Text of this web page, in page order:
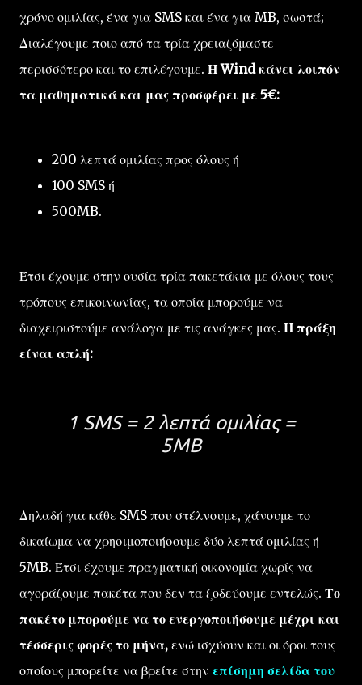
χρόνο ομιλίας, ένα για SMS και ένα για MB, σωστά;
Διαλέγουμε ποιο από τα τρία χρειαζόμαστε
περισσότερο και το επιλέγουμε. Η Wind κάνει λοιπόν
τα μαθηματικά και μας προσφέρει με 5€:
200 λεπτά ομιλίας προς όλους ή
100 SMS ή
500MB.
Έτσι έχουμε στην ουσία τρία πακετάκια με όλους τους
τρόπους επικοινωνίας, τα οποία μπορούμε να
διαχειριστούμε ανάλογα με τις ανάγκες μας. Η πράξη
είναι απλή:
1 SMS = 2 λεπτά ομιλίας =
5MB
Δηλαδή για κάθε SMS που στέλνουμε, χάνουμε το
δικαίωμα να χρησιμοποιήσουμε δύο λεπτά ομιλίας ή
5MB. Έτσι έχουμε πραγματική οικονομία χωρίς να
αγοράζουμε πακέτα που δεν τα ξοδεύουμε εντελώς. Το
πακέτο μπορούμε να το ενεργοποιήσουμε μέχρι και
τέσσερις φορές το μήνα, ενώ ισχύουν και οι όροι τους
οποίους μπορείτε να βρείτε στην επίσημη σελίδα του